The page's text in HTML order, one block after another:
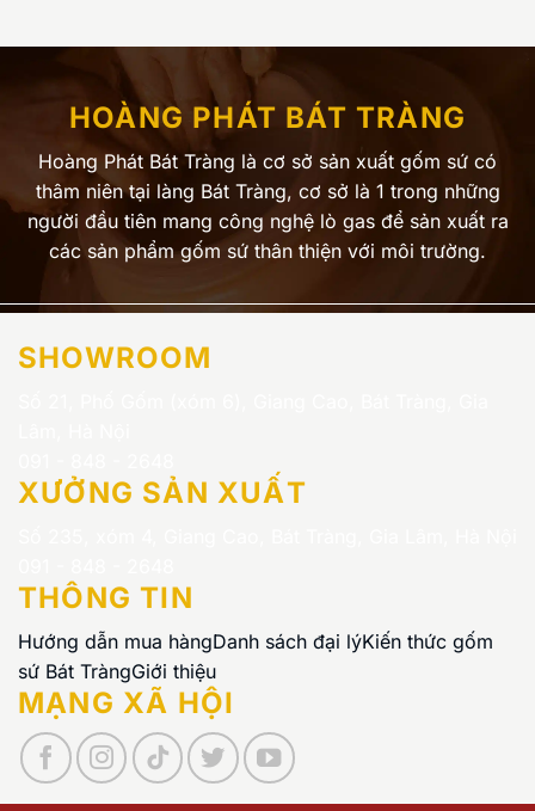
HOÀNG PHÁT BÁT TRÀNG
Hoàng Phát Bát Tràng là cơ sở sản xuất gốm sứ có
thâm niên tại làng Bát Tràng, cơ sở là 1 trong những
người đầu tiên mang công nghệ lò gas để sản xuất ra
các sản phẩm gốm sứ thân thiện với môi trường.
SHOWROOM
XƯỞNG SẢN XUẤT
THÔNG TIN
Hướng dẫn mua hàngDanh sách đại lýKiến thức gốm
sứ Bát TràngGiới thiệu
MẠNG XÃ HỘI